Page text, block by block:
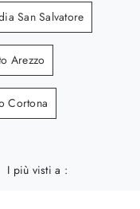
San Salvatore
Arezzo
Cortona
I più visti a :